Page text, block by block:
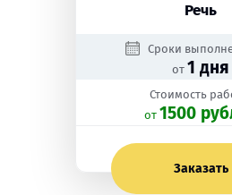
Речь
Сроки
от 1 дня
Стоимость
oт 1500
Заказать